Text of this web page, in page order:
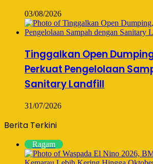
03/08/2026
Tinggalkan Open
Perkuat Pengelolaan
Sanitary Landfill
31/07/2026
Berita Terkini
Ragam